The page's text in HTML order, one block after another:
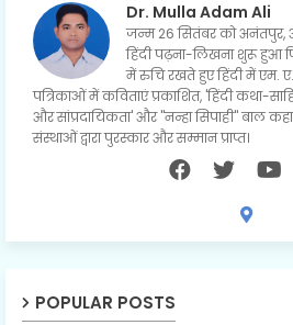
Dr. Mulla Adam Ali
जन्म 26 सितंबर को अनंतपुर,
हिंदी पढ़ना-लिखना शुरू हुआ
में रुचि रखते हुए हिंदी में एम.
पत्रिकाओं में कविताएं प्रकाशित, 'हिंदी कथा-
और सांप्रदायिकता' और "नन्हा सिपाही" बाल
संस्थाओं द्वारा पुरस्कार और सम्मान प्राप्त।
POPULAR POSTS